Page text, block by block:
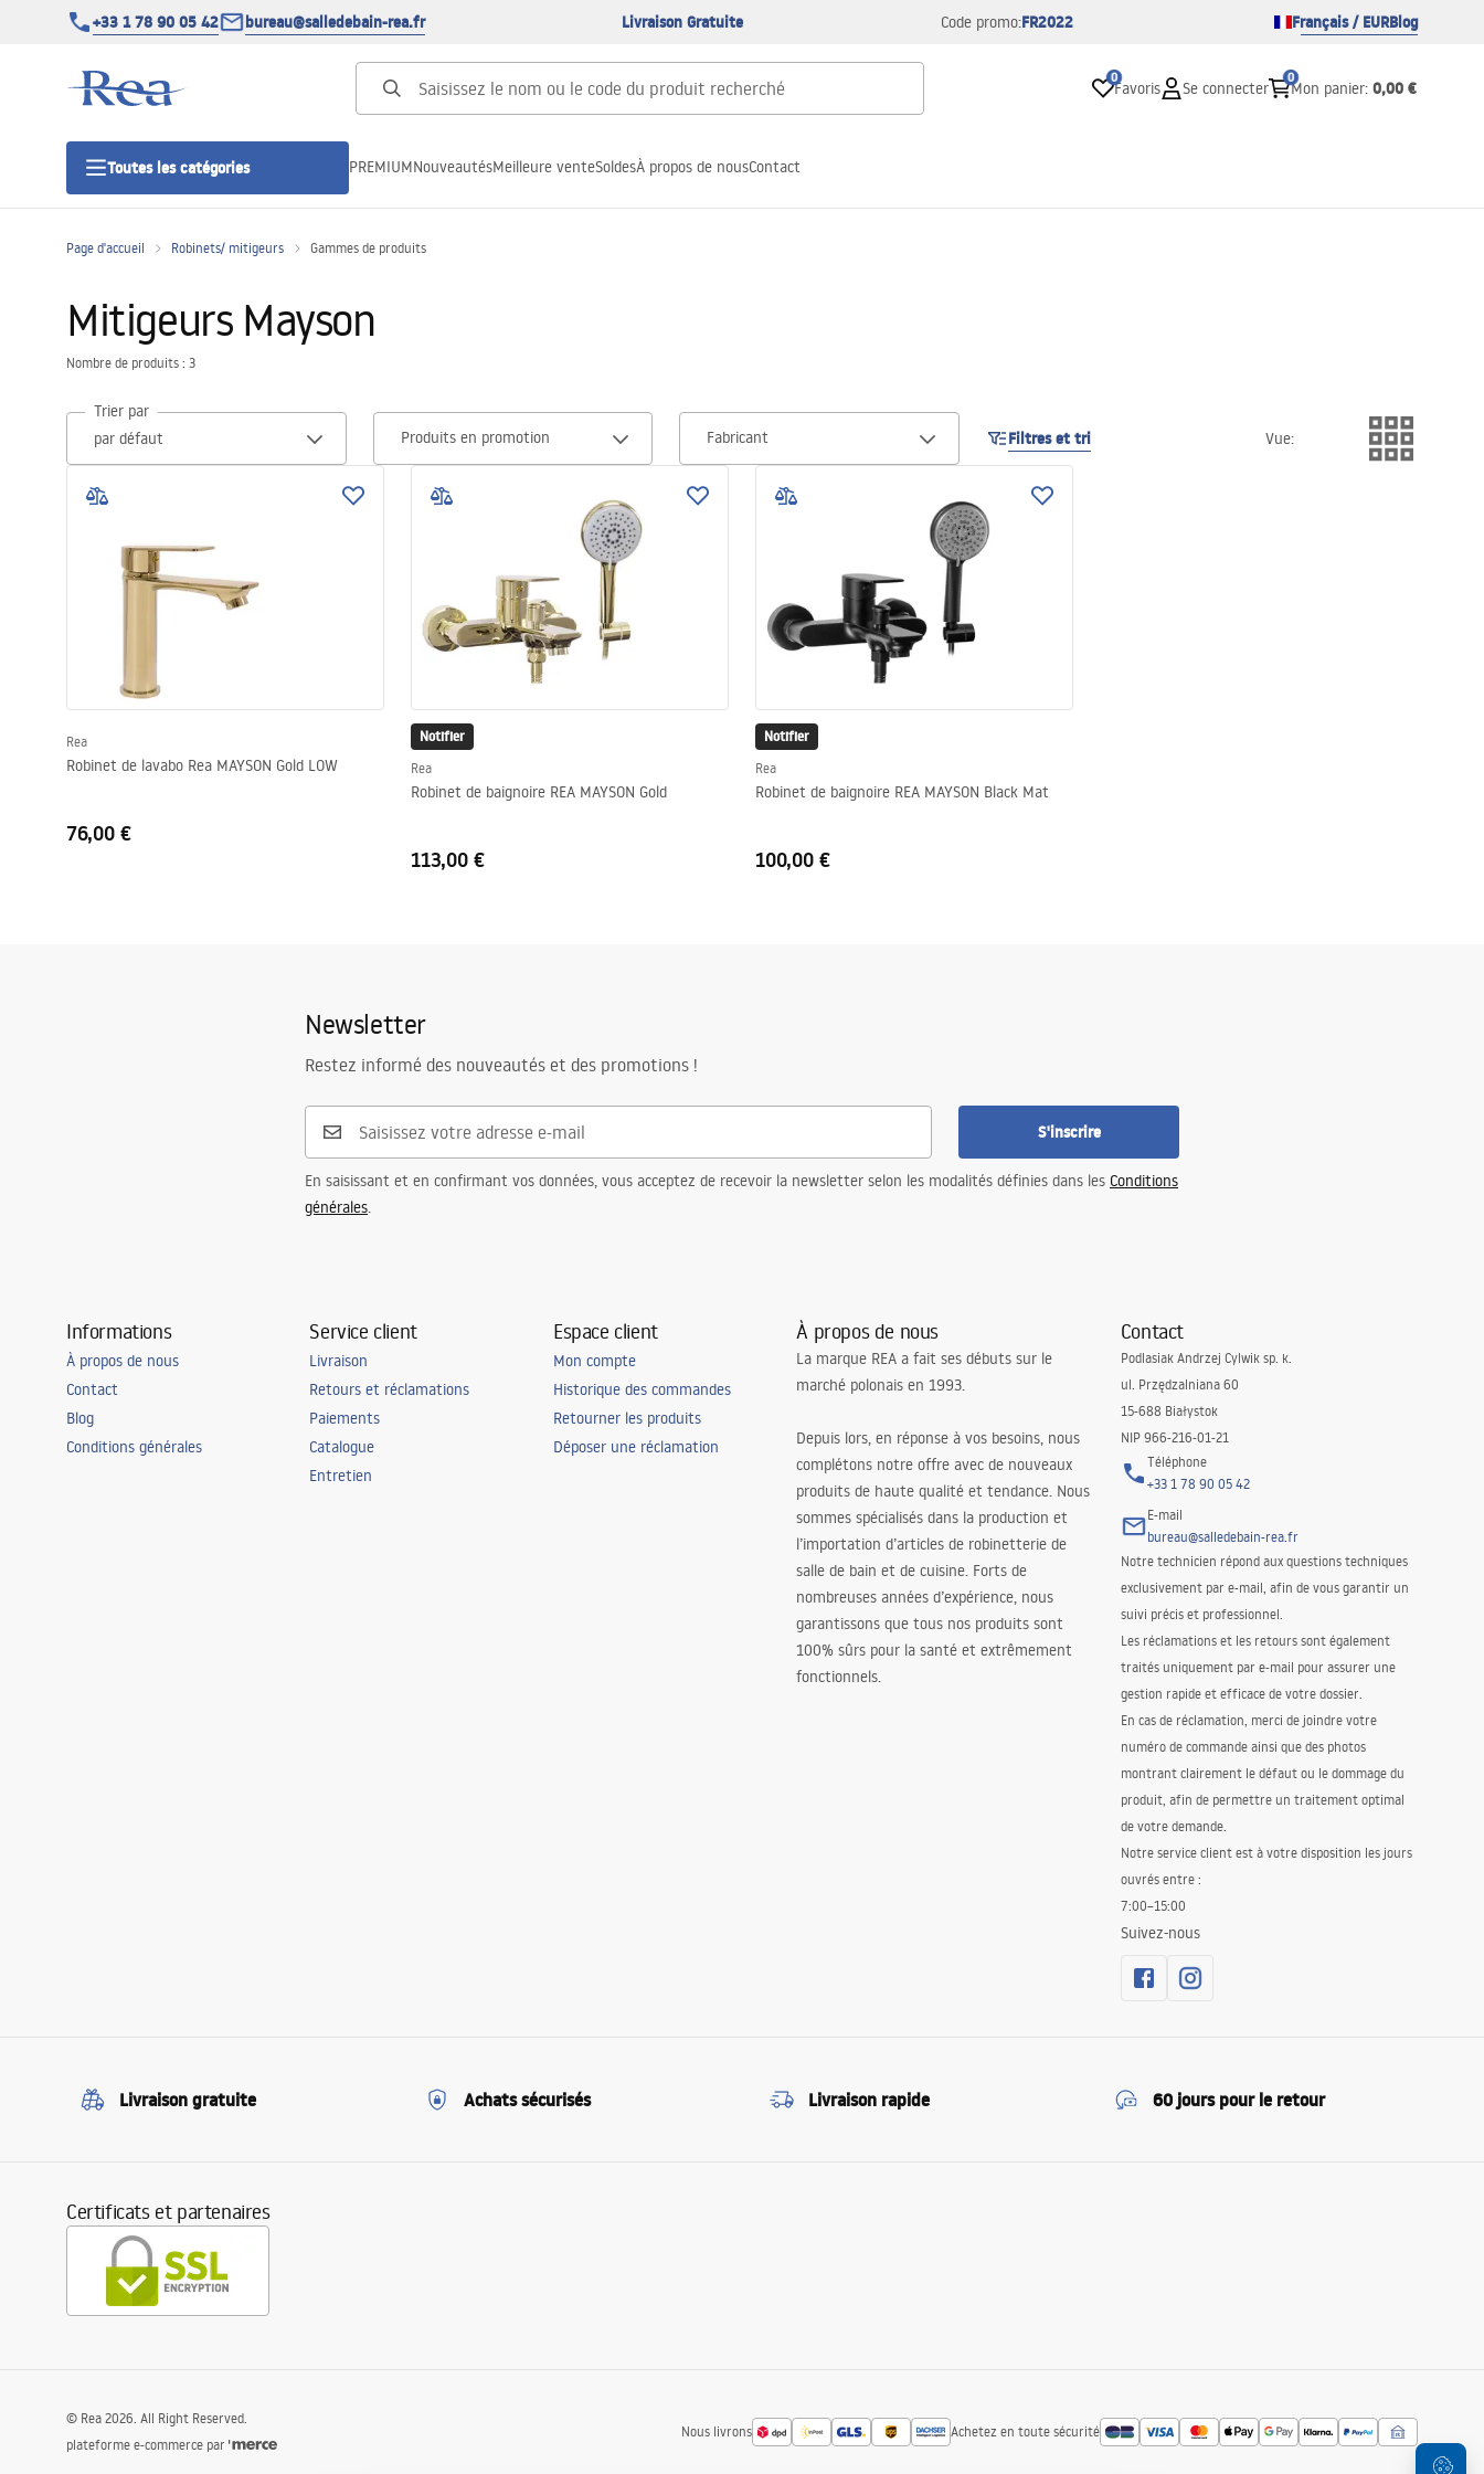
+33 1 78 90 05 42 bureau@salledebain-rea.fr Livraison Gratuite Code promo:FR2022 Français / EURBlog
0
Favoris Se connecter
0
Mon panier: 0,00 €
Toutes les catégories
Portes de douche
Vasques et lavabos
Robinets de salle de bain
Colonnes de douche
CUISINE
PREMIUMNouveautésMeilleure venteSoldesÀ propos de nousContact
Page d'accueil Robinets/ mitigeurs Gammes de produits
Mitigeurs Mayson
Nombre de produits : 3
Trier par
Produits en promotion
Fabricant Filtres et tri Vue:
Rea
Robinet de lavabo Rea MAYSON Gold LOW
76,00 €
Notifier
Rea
Robinet de baignoire REA MAYSON Gold
113,00 €
Notifier
Rea
Robinet de baignoire REA MAYSON Black Mat
100,00 €
Newsletter
Restez informé des nouveautés et des promotions !
S'inscrire
En saisissant et en confirmant vos données, vous acceptez de recevoir la newsletter selon les modalités définies dans les Conditions
générales.
Informations
À propos de nous
Contact
Blog
Conditions générales
Service client
Livraison
Retours et réclamations
Paiements
Catalogue
Entretien
Espace client
Mon compte
Historique des commandes
Retourner les produits
Déposer une réclamation
À propos de nous
La marque REA a fait ses débuts sur le
marché polonais en 1993.
Depuis lors, en réponse à vos besoins, nous
complétons notre offre avec de nouveaux
produits de haute qualité et tendance. Nous
sommes spécialisés dans la production et
l’importation d’articles de robinetterie de
salle de bain et de cuisine. Forts de
nombreuses années d’expérience, nous
garantissons que tous nos produits sont
100% sûrs pour la santé et extrêmement
fonctionnels.
Contact
Podlasiak Andrzej Cylwik sp. k.
ul. Przędzalniana 60
15-688 Białystok
NIP 966-216-01-21
Téléphone
+33 1 78 90 05 42
E-mail
bureau@salledebain-rea.fr
Notre technicien répond aux questions techniques
exclusivement par e-mail, afin de vous garantir un
suivi précis et professionnel.
Les réclamations et les retours sont également
traités uniquement par e-mail pour assurer une
gestion rapide et efficace de votre dossier.
En cas de réclamation, merci de joindre votre
numéro de commande ainsi que des photos
montrant clairement le défaut ou le dommage du
produit, afin de permettre un traitement optimal
de votre demande.
Notre service client est à votre disposition les jours
ouvrés entre :
7:00–15:00
Suivez-nous
Livraison gratuite Achats sécurisés Livraison rapide 60 jours pour le retour
Certificats et partenaires
Nous livrons Achetez en toute sécurité
© Rea 2026. All Right Reserved.
plateforme e-commerce par